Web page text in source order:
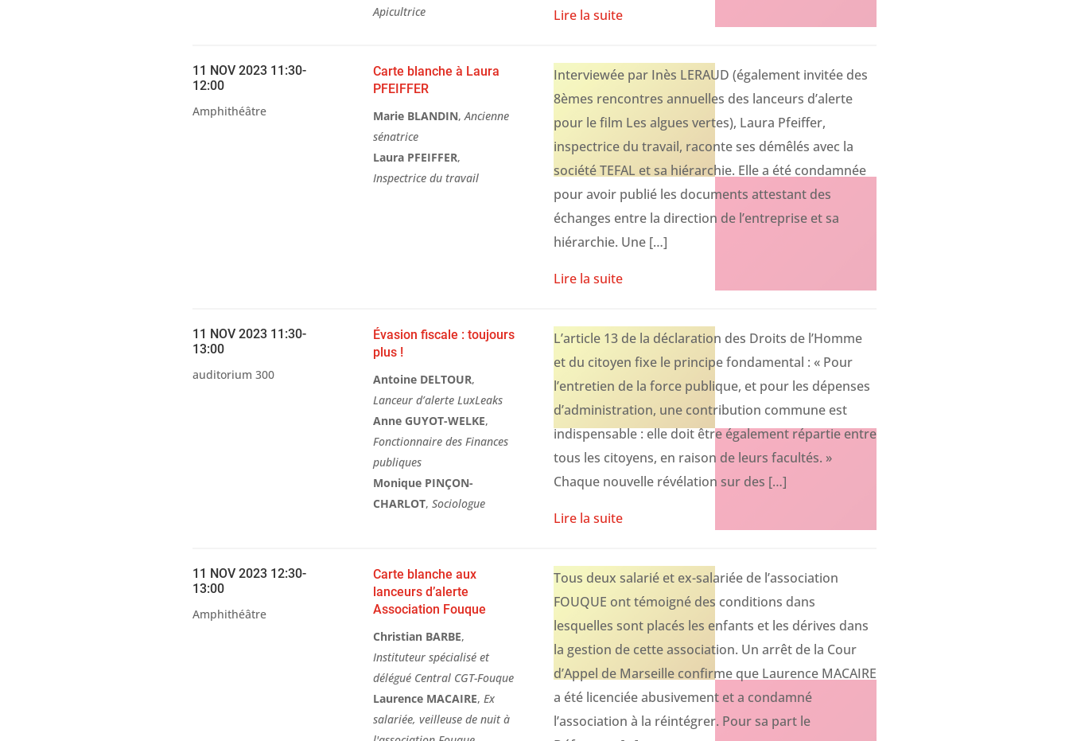
Apicultrice
Lire la suite
11 NOV 2023 11:30-
12:00
Amphithéâtre
Carte blanche à Laura
PFEIFFER
Marie BLANDIN,Ancienne
sénatrice
Laura PFEIFFER,
Inspectrice du travail
Interviewée par Inès LERAUD (également invitée des
8èmes rencontres annuelles des lanceurs d’alerte
pour le film Les algues vertes), Laura Pfeiffer,
inspectrice du travail, raconte ses démêlés avec la
société TEFAL et sa hiérarchie. Elle a été condamnée
pour avoir publié les documents attestant des
échanges entre la direction de l’entreprise et sa
hiérarchie. Une […]
Lire la suite
11 NOV 2023 11:30-
13:00
auditorium 300
Évasion fiscale : toujours
plus !
Antoine DELTOUR,
Lanceur d’alerte LuxLeaks
Anne GUYOT-WELKE,
Fonctionnaire des Finances
publiques
Monique PINÇON-
CHARLOT, Sociologue
L’article 13 de la déclaration des Droits de l’Homme
et du citoyen fixe le principe fondamental : « Pour
l’entretien de la force publique, et pour les dépenses
d’administration, une contribution commune est
indispensable : elle doit être également répartie entre
tous les citoyens, en raison de leurs facultés. »
Chaque nouvelle révélation sur des […]
Lire la suite
11 NOV 2023 12:30-
13:00
Amphithéâtre
Carte blanche aux
lanceurs d’alerte
Association Fouque
Christian BARBE,
Instituteur spécialisé et
délégué Central CGT-Fouque
Laurence MACAIRE, Ex
salariée, veilleuse de nuit à
Tous deux salarié et ex-salariée de l’association
FOUQUE ont témoigné des conditions dans
lesquelles sont placés les enfants et les dérives dans
la gestion de cette association. Un arrêt de la Cour
d’Appel de Marseille confirme que Laurence MACAIRE
a été licenciée abusivement et a condamné
l’association à la réintégrer. Pour sa part le